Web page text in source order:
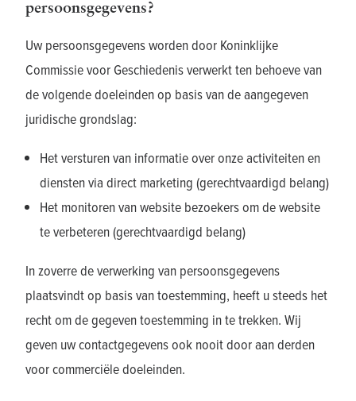
persoonsgegevens?
Uw persoonsgegevens worden door Koninklijke
Commissie voor Geschiedenis verwerkt ten behoeve van
de volgende doeleinden op basis van de aangegeven
juridische grondslag:
Het versturen van informatie over onze activiteiten en
diensten via direct marketing (gerechtvaardigd belang)
Het monitoren van website bezoekers om de website
te verbeteren (gerechtvaardigd belang)
In zoverre de verwerking van persoonsgegevens
plaatsvindt op basis van toestemming, heeft u steeds het
recht om de gegeven toestemming in te trekken. Wij
geven uw contactgegevens ook nooit door aan derden
voor commerciële doeleinden.